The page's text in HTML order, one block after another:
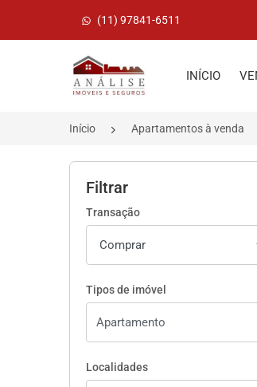
(11) 97841-6511
Página inicial
INÍCIO
Início Apartamentos à venda
Filtrar
Transação
Tipos de imóvel
Localidades